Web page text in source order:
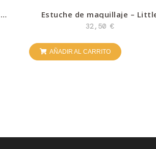
Estuche de maquillaje –
Dutch
32,50 €
AÑADIR AL CARRITO